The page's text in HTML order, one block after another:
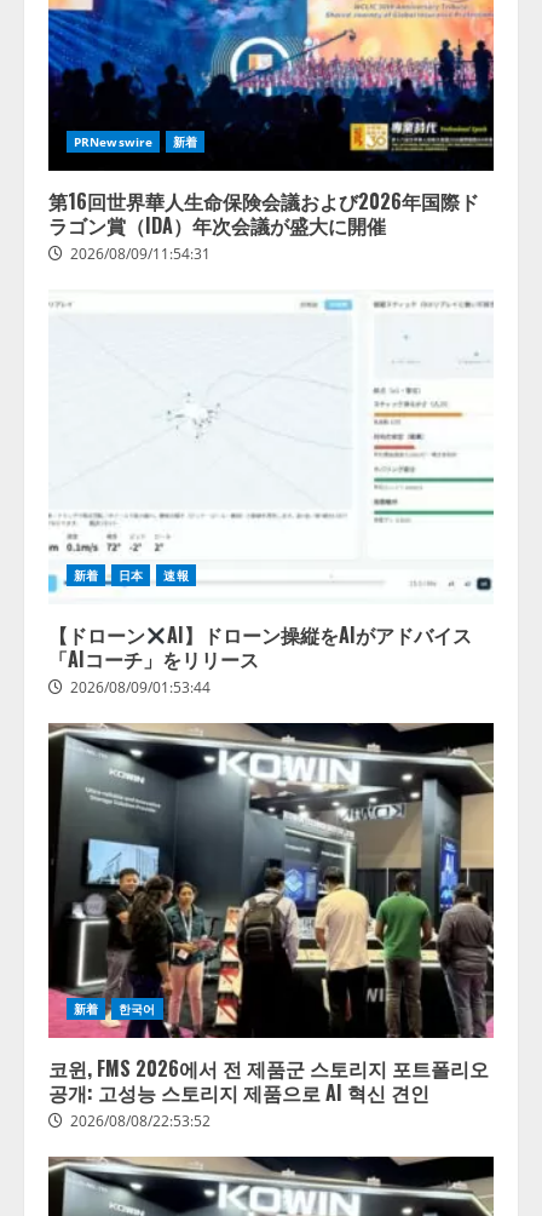
2
2026/08/07/17:53:45
lmessage、MCP接続機能を強化
し、AIから設定操作できる機能を
拡充
2026/08/07/13:53:50
【2026年企業のAI導入・活用に関
する調査】AIを組織として導入で
業の68.0％が、自社でのAI導入・
活用は「上手くいっている」と回
PRNewswire 新着
第16回世界華人生命保険会議および2026年国際ド
ラゴン賞（IDA）年次会議が盛大に開催
2026/08/09/11:54:31
新着 日本 速報
【ドローン
AI】ドローン操縦をAIがアドバイス
「AIコーチ」をリリース
2026/08/09/01:53:44
新着 한국어
코윈, FMS 2026에서 전 제품군 스토리지 포트폴리오
공개: 고성능 스토리지 제품으로 AI 혁신 견인
2026/08/08/22:53:52